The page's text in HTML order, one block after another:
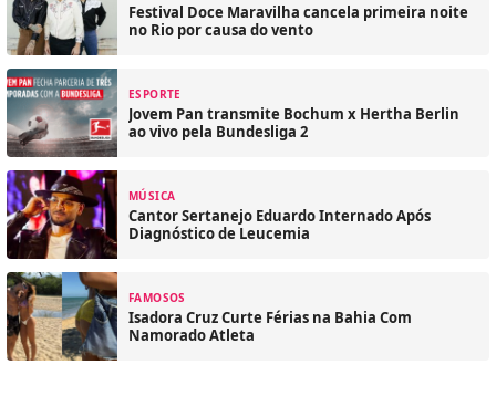
Festival Doce Maravilha cancela primeira noite
no Rio por causa do vento
ESPORTE
Jovem Pan transmite Bochum x Hertha Berlin
ao vivo pela Bundesliga 2
MÚSICA
Cantor Sertanejo Eduardo Internado Após
Diagnóstico de Leucemia
FAMOSOS
Isadora Cruz Curte Férias na Bahia Com
Namorado Atleta